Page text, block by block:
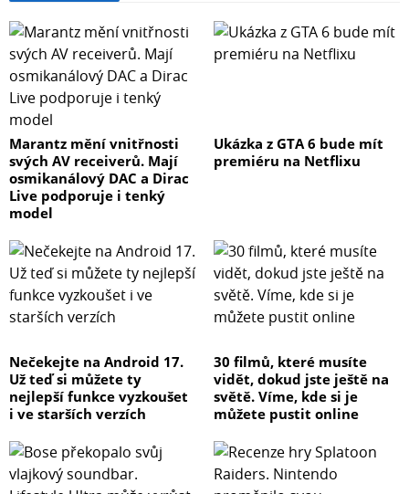
Marantz mění vnitřnosti
svých AV receiverů. Mají
osmikanálový DAC a Dirac
Live podporuje i tenký
model
Ukázka z GTA 6 bude mít
premiéru na Netflixu
Nečekejte na Android 17.
Už teď si můžete ty
nejlepší funkce vyzkoušet
i ve starších verzích
30 filmů, které musíte
vidět, dokud jste ještě na
světě. Víme, kde si je
můžete pustit online